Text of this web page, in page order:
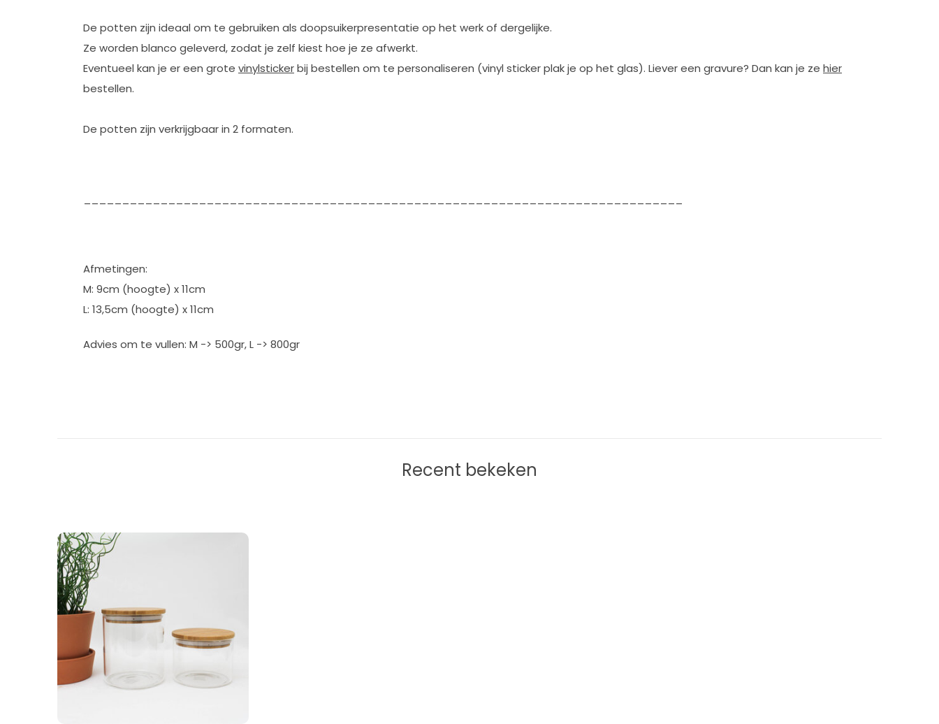
De potten zijn ideaal om te gebruiken als doopsuikerpresentatie op het werk of dergelijke.
Ze worden blanco geleverd, zodat je zelf kiest hoe je ze afwerkt.
Eventueel kan je er een grote vinylstickerbij bestellen om te personaliseren (vinyl sticker plak je op het glas). Liever een gravure? Dan kan je ze hier
bestellen.
De potten zijn verkrijgbaar in 2 formaten.
Afmetingen:
M: 9cm (hoogte) x 11cm
L: 13,5cm (hoogte) x 11cm
Advies om te vullen: M -> 500gr, L -> 800gr
Recent bekeken